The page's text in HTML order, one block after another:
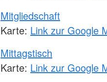
Mitgliedschaft
Karte: Link zur Google
Mittagstisch
Karte: Link zur Google